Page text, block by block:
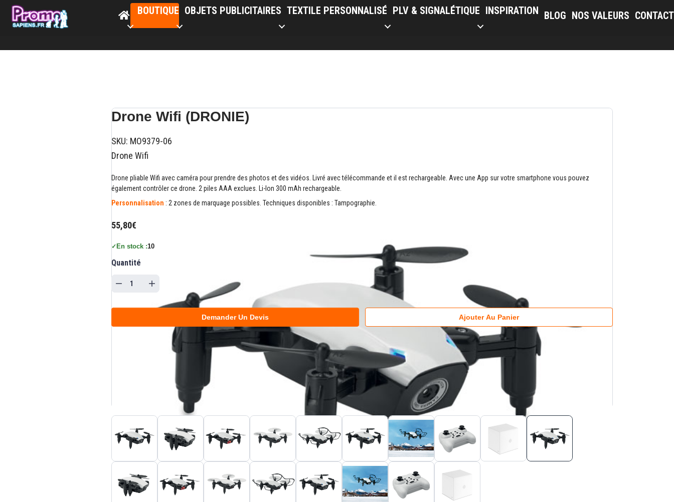
BOUTIQUE OBJETS PUBLICITAIRES TEXTILE PERSONNALISÉ PLV & SIGNALÉTIQUE INSPIRATION BLOG NOS VALEURS CONTACT
Drone Wifi (DRONIE)
SKU: MO9379-06
Drone Wifi
Drone pliable Wifi avec caméra pour prendre des photos et des vidéos. Livré avec télécommande et il est rechargeable. Avec une App sur votre smartphone vous pouvez
également contrôler ce drone. 2 piles AAA exclues. Li-Ion 300 mAh rechargeable.
Personnalisation : 2 zones de marquage possibles. Techniques disponibles : Tampographie.
55,80€
✓ En stock :10
Quantité
Demander Un Devis Ajouter Au Panier